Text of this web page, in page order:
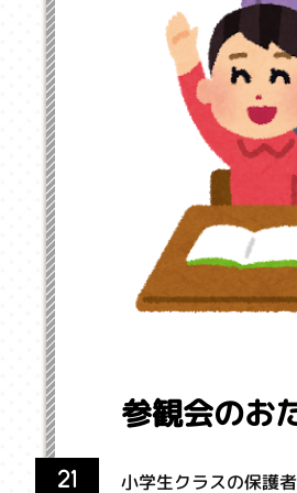
参観会のお
21 小学生クラスの保護